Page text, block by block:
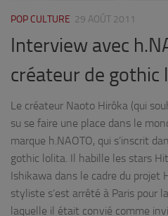
POP CULTURE 29 AOÛT 2011
Interview avec
créateur de gothic
Le créateur Naoto Hirôka (qui
su se faire une place dans le
marque h.NAOTO, qui s’inscrit
gothic lolita. Il habille les stars
Ishikawa dans le cadre du projet
styliste s’est arrêté à Paris pour
laquelle il était convié comme